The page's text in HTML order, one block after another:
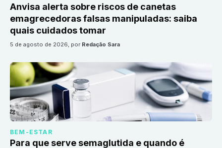
Anvisa alerta sobre riscos de canetas
emagrecedoras falsas manipuladas: saiba
quais cuidados tomar
5 de agosto de 2026, por Redação Sara
BEM-ESTAR
Para que serve semaglutida e quando é